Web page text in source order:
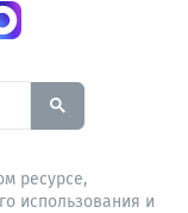
enter a
ресурсе,
использования и